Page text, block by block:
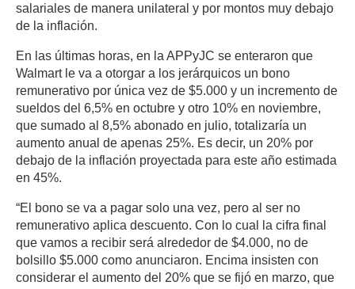
salariales de manera unilateral y por montos muy debajo
de la inflación.
En las últimas horas, en la APPyJC se enteraron que
Walmart le va a otorgar a los jerárquicos un bono
remunerativo por única vez de $5.000 y un incremento de
sueldos del 6,5% en octubre y otro 10% en noviembre,
que sumado al 8,5% abonado en julio, totalizaría un
aumento anual de apenas 25%. Es decir, un 20% por
debajo de la inflación proyectada para este año estimada
en 45%.
“El bono se va a pagar solo una vez, pero al ser no
remunerativo aplica descuento. Con lo cual la cifra final
que vamos a recibir será alrededor de $4.000, no de
bolsillo $5.000 como anunciaron. Encima insisten con
considerar el aumento del 20% que se fijó en marzo, que